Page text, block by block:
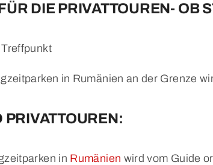
DIE PRIVATTOUREN- OB
in Rumänien an der Grenze
PRIVATTOUREN:
in Rumänien wird vom Guide